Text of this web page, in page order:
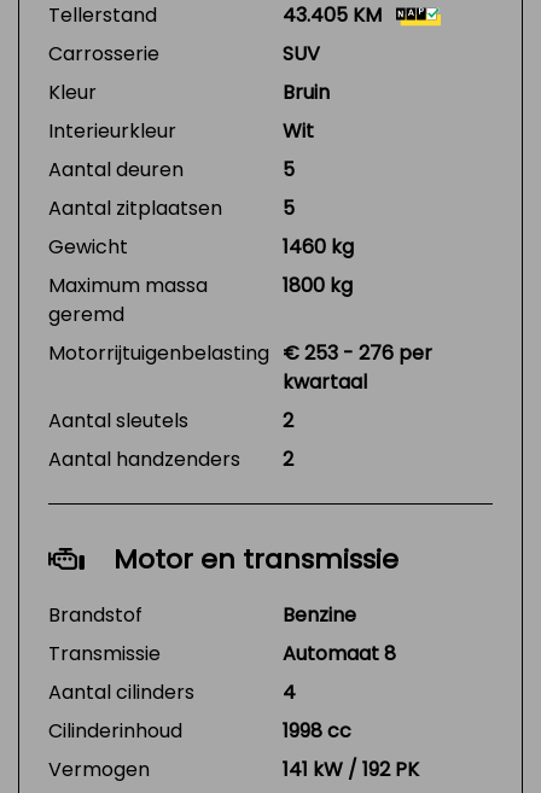
Tellerstand
43.405 KM
Carrosserie
SUV
Kleur
Bruin
Interieurkleur
Wit
Aantal deuren
5
Aantal zitplaatsen
5
Gewicht
1460 kg
Maximum massa
geremd
1800 kg
Motorrijtuigenbelasting € 253 - 276 per
kwartaal
Aantal sleutels
2
Aantal handzenders
2
Motor en transmissie
Brandstof
Benzine
Transmissie
Automaat 8
Aantal cilinders
4
Cilinderinhoud
1998 cc
Vermogen
141 kW / 192 PK